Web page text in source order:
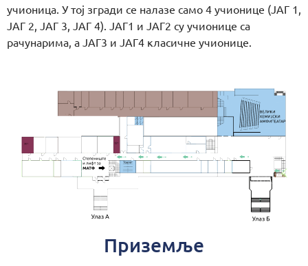
учионица. У тој згради се налазе само 4 учионице (ЈАГ 1,
ЈАГ 2, ЈАГ 3, ЈАГ 4). ЈАГ1 и ЈАГ2 су учионице са
рачунарима, а ЈАГ3 и ЈАГ4 класичне учионице.
Приземље